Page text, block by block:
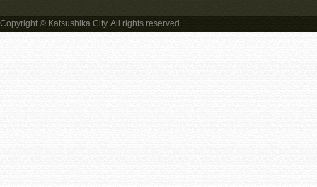
Copyright © Katsushika City. All rights reserved.